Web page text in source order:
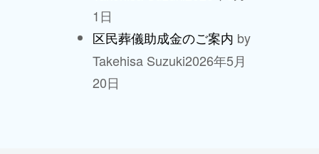
1日
区民葬儀助成金のご案内 by
Takehisa Suzuki2026年5月
20日